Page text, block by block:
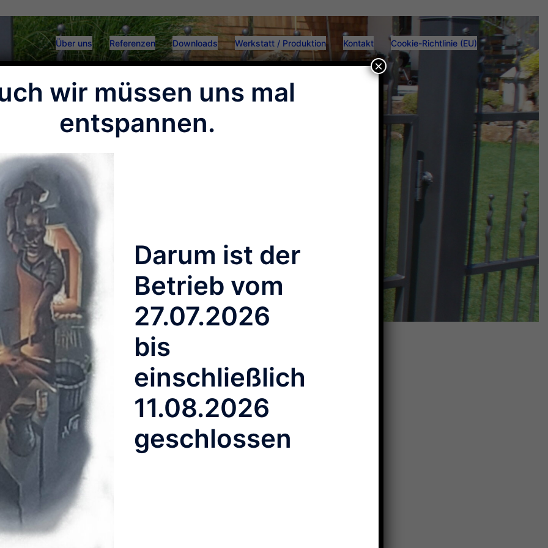
Über uns Referenzen Downloads Werkstatt / Produktion Kontakt Cookie-Richtlinie (EU)
wir müssen uns mal
entspannen.
Darum ist der
Betrieb vom
27.07.2026
bis
einschließlich
11.08.2026
geschlossen
×